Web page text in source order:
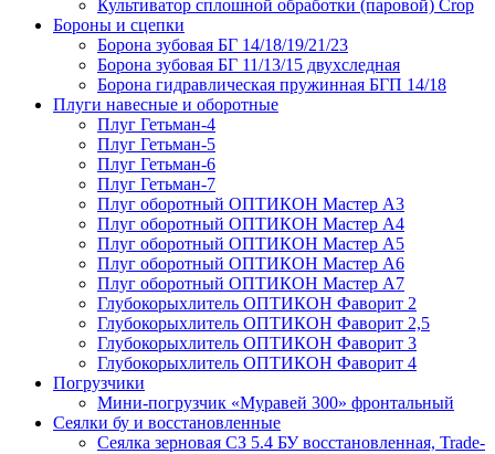
Культиватор сплошной обработки (паровой) Crop
Бороны и сцепки
Борона зубовая БГ 14/18/19/21/23
Борона зубовая БГ 11/13/15 двухследная
Борона гидравлическая пружинная БГП 14/18
Плуги навесные и оборотные
Плуг Гетьман-4
Плуг Гетьман-5
Плуг Гетьман-6
Плуг Гетьман-7
Плуг оборотный ОПТИКОН Мастер А3
Плуг оборотный ОПТИКОН Мастер А4
Плуг оборотный ОПТИКОН Мастер А5
Плуг оборотный ОПТИКОН Мастер А6
Плуг оборотный ОПТИКОН Мастер А7
Глубокорыхлитель ОПТИКОН Фаворит 2
Глубокорыхлитель ОПТИКОН Фаворит 2,5
Глубокорыхлитель ОПТИКОН Фаворит 3
Глубокорыхлитель ОПТИКОН Фаворит 4
Погрузчики
Мини-погрузчик «Муравей 300» фронтальный
Сеялки бу и восстановленные
Сеялка зерновая СЗ 5.4 БУ восстановленная, Trade-